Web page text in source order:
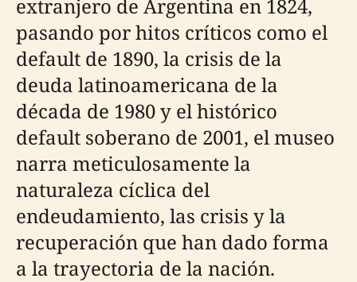
extranjero de Argentina en 1824,
pasando por hitos críticos como el
default de 1890, la crisis de la
deuda latinoamericana de la
década de 1980 y el histórico
default soberano de 2001, el museo
narra meticulosamente la
naturaleza cíclica del
endeudamiento, las crisis y la
recuperación que han dado forma
a la trayectoria de la nación.